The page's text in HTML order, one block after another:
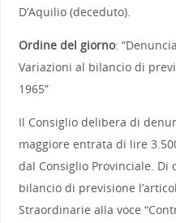
D’Aquilio (deceduto).
Ordine del giorno:
Variazioni al bilancio di
1965”
Il Consiglio delibera di
maggiore entrata di lire
dal Consiglio Provinciale.
bilancio di previsione
Straordinarie alla voce